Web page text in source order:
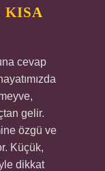
KISA
cevap
gelir.
özgü ve
Küçük,
dikkat